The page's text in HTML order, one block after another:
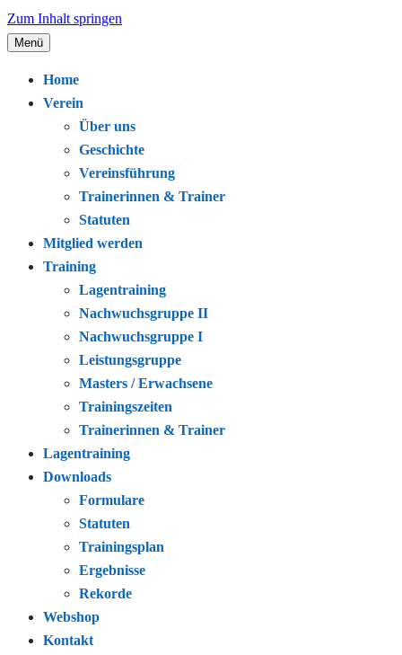
Zum Inhalt springen
Schwimmclub Bregenz
Leidenschaft.
Menü
Home
Verein
Über uns
Geschichte
Vereinsführung
Trainerinnen & Trainer
Statuten
Mitglied werden
Training
Lagentraining
Nachwuchsgruppe II
Nachwuchsgruppe I
Leistungsgruppe
Masters / Erwachsene
Trainingszeiten
Trainerinnen & Trainer
Lagentraining
Downloads
Formulare
Statuten
Trainingsplan
Ergebnisse
Rekorde
Webshop
Kontakt